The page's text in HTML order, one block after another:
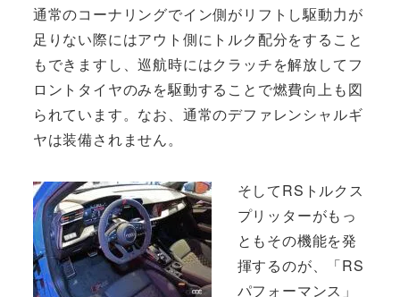
通常のコーナリングでイン側がリフトし駆動力が
足りない際にはアウト側にトルク配分をすること
もできますし、巡航時にはクラッチを解放してフ
ロントタイヤのみを駆動することで燃費向上も図
られています。なお、通常のデファレンシャルギ
ヤは装備されません。
そしてRSトルクス
プリッターがもっ
ともその機能を発
揮するのが、「RS
パフォーマンス」